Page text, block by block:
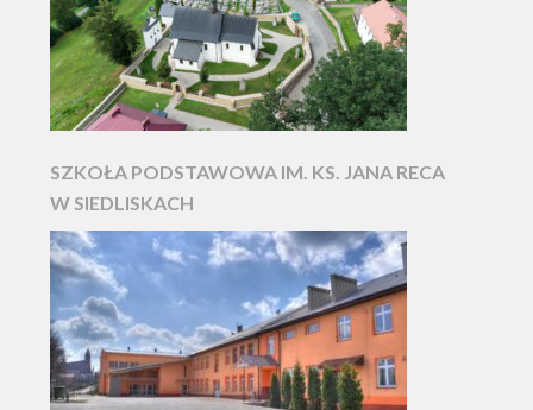
SZKOŁA PODSTAWOWA IM. KS. JANA RECA
W SIEDLISKACH